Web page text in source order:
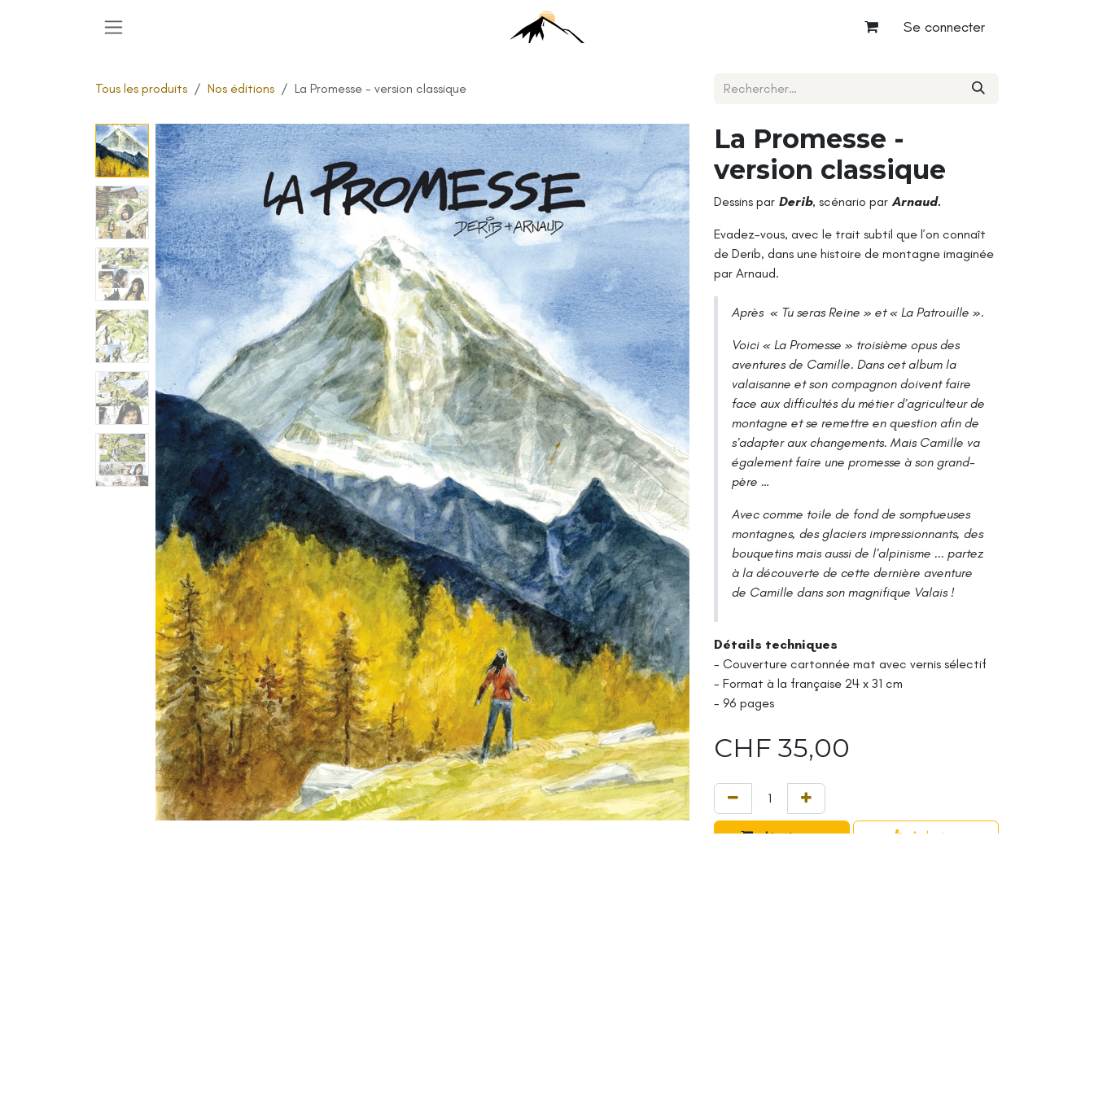
Se connecter
Tous les produits Nos éditions La Promesse - version classique
La Promesse -
version classique
Dessins par Derib, scénario par Arnaud.
Evadez-vous, avec le trait subtil que l’on connaît
de Derib, dans une histoire de montagne imaginée
par Arnaud.
Après « Tu seras Reine » et« La Patrouille ».
Voici « La Promesse » troisième opus des
aventures de Camille. Dans cet album la
valaisanne et son compagnon doivent faire
face aux difficultés du métier d’agriculteur de
montagne et se remettre en question afin de
s’adapter aux changements. Mais Camille va
également faire une promesse à son grand-
père …
Avec comme toile de fond de somptueuses
montagnes, des glaciers impressionnants, des
bouquetins mais aussi de l’alpinisme ... partez
à la découverte de cette dernière aventure
de Camille dans son magnifique Valais !
Détails techniques
- Couverture cartonnée mat avec vernis sélectif
- Format à la française 24 x 31 cm
- 96 pages
CHF 35,00
Ajouter au
Acheter